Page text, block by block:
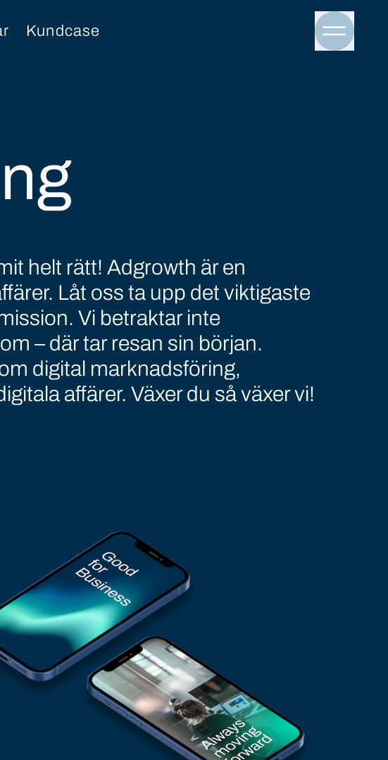
Kundcase
Menu
helt rätt! Adgrowth är en
Låt oss ta upp det viktigaste
Vi betraktar inte
– där tar resan sin början.
digital marknadsföring,
affärer. Växer du så växer vi!